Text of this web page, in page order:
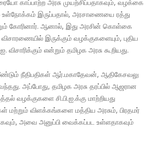
காப்பாற்ற அரசு முயற்சிப்பதாகவும், வழக்கை
உள்நோக்கம் இருப்பதால், அரசாணையை ரத்து
கோரினார். ஆனால், இது அரசின் கொள்கை
இருக்கும் வழக்குகளையும், புதிய
விசாரிக்கும் என்றும் தமிழக அரசு கூறியது.
நீதிபதிகள் ஆர்.மகாதேவன், ஆதிகேசவலு
அப்போது, தமிழக அரசு தரப்பில் ஆஜரான
வழக்குகளை சி.பி.ஐ.க்கு மாற்றியது
விளக்கங்களை மத்திய அரசும், பிரதமர்
அவை அனுப்பி வைக்கப்பட உள்ளதாகவும்